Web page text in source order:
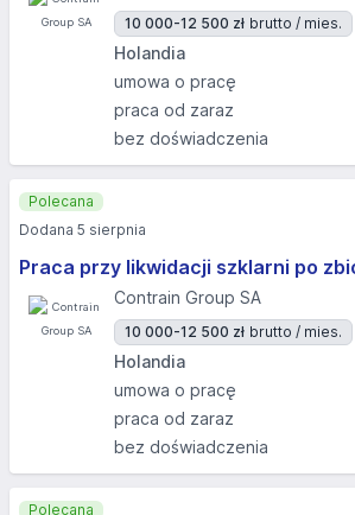
10 000-12 500 zł brutto / mies.
Holandia
umowa o pracę
praca od zaraz
bez doświadczenia
Praca przy likwidacji szklarni po
Contrain Group SA
10 000-12 500 zł brutto / mies.
Holandia
umowa o pracę
praca od zaraz
bez doświadczenia
Polecana
Dodana 5 sierpnia
Polecana